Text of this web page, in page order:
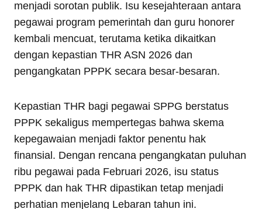
menjadi sorotan publik. Isu kesejahteraan antara
pegawai program pemerintah dan guru honorer
kembali mencuat, terutama ketika dikaitkan
dengan kepastian THR ASN 2026 dan
pengangkatan PPPK secara besar-besaran.
Kepastian THR bagi pegawai SPPG berstatus
PPPK sekaligus mempertegas bahwa skema
kepegawaian menjadi faktor penentu hak
finansial. Dengan rencana pengangkatan puluhan
ribu pegawai pada Februari 2026, isu status
PPPK dan hak THR dipastikan tetap menjadi
perhatian menjelang Lebaran tahun ini.